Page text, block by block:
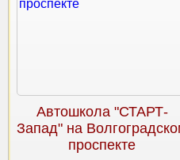
Автошкола "СТАРТ-
Запад" на
проспекте